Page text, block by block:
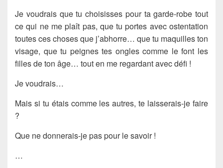
Je voudrais que tu choisisses pour ta garde-robe tout
ce qui ne me plaît pas, que tu portes avec ostentation
toutes ces choses que j’abhorre… que tu maquilles ton
visage, que tu peignes tes ongles comme le font les
filles de ton âge… tout en me regardant avec défi !
Je voudrais…
Mais si tu étais comme les autres, te laisserais-je faire
?
Que ne donnerais-je pas pour le savoir !
…